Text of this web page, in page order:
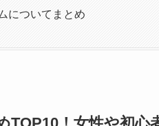
についてまとめ